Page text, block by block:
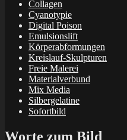
Collagen
Cyanotypie
Digital Poison
Emulsionslift
Körperabformungen
Kreislauf-Skulpturen
Freie Malerei
Materialverbund
Mix Media
Silbergelatine
Sofortbild
Worte zum Bild